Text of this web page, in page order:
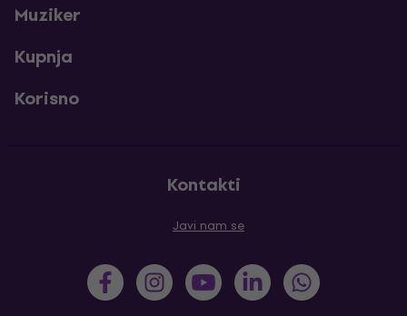
Muziker
Kupnja
Korisno
Kontakti
Javi nam se